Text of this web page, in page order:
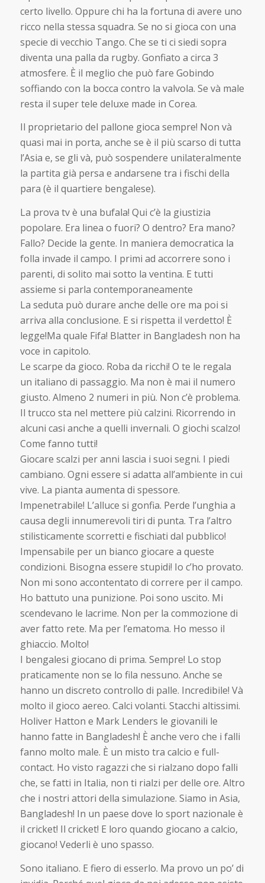
certo livello. Oppure chi ha la fortuna di avere uno
ricco nella stessa squadra. Se no si gioca con una
specie di vecchio Tango. Che se ti ci siedi sopra
diventa una palla da rugby. Gonfiato a circa 3
atmosfere. È il meglio che può fare Gobindo
soffiando con la bocca contro la valvola. Se và male
resta il super tele deluxe made in Corea.
Il proprietario del pallone gioca sempre! Non và
quasi mai in porta, anche se è il più scarso di tutta
l’Asia e, se gli và, può sospendere unilateralmente
la partita già persa e andarsene tra i fischi della
para (è il quartiere bengalese).
La prova tv è una bufala! Qui c’è la giustizia
popolare. Era linea o fuori? O dentro? Era mano?
Fallo? Decide la gente. In maniera democratica la
folla invade il campo. I primi ad accorrere sono i
parenti, di solito mai sotto la ventina. E tutti
assieme si parla contemporaneamente
La seduta può durare anche delle ore ma poi si
arriva alla conclusione. E si rispetta il verdetto! È
legge!Ma quale Fifa! Blatter in Bangladesh non ha
voce in capitolo.
Le scarpe da gioco. Roba da ricchi! O te le regala
un italiano di passaggio. Ma non è mai il numero
giusto. Almeno 2 numeri in più. Non c’è problema.
Il trucco sta nel mettere più calzini. Ricorrendo in
alcuni casi anche a quelli invernali. O giochi scalzo!
Come fanno tutti!
Giocare scalzi per anni lascia i suoi segni. I piedi
cambiano. Ogni essere si adatta all’ambiente in cui
vive. La pianta aumenta di spessore.
Impenetrabile! L’alluce si gonfia. Perde l’unghia a
causa degli innumerevoli tiri di punta. Tra l’altro
stilisticamente scorretti e fischiati dal pubblico!
Impensabile per un bianco giocare a queste
condizioni. Bisogna essere stupidi! Io c’ho provato.
Non mi sono accontentato di correre per il campo.
Ho battuto una punizione. Poi sono uscito. Mi
scendevano le lacrime. Non per la commozione di
aver fatto rete. Ma per l’ematoma. Ho messo il
ghiaccio. Molto!
I bengalesi giocano di prima. Sempre! Lo stop
praticamente non se lo fila nessuno. Anche se
hanno un discreto controllo di palle. Incredibile! Và
molto il gioco aereo. Calci volanti. Stacchi altissimi.
Holiver Hatton e Mark Lenders le giovanili le
hanno fatte in Bangladesh! È anche vero che i falli
fanno molto male. È un misto tra calcio e full-
contact. Ho visto ragazzi che si rialzano dopo falli
che, se fatti in Italia, non ti rialzi per delle ore. Altro
che i nostri attori della simulazione. Siamo in Asia,
Bangladesh! In un paese dove lo sport nazionale è
il cricket! Il cricket! E loro quando giocano a calcio,
giocano! Vederli è uno spasso.
Sono italiano. E fiero di esserlo. Ma provo un po’ di